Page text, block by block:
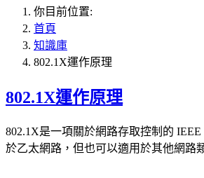
你目前位置:
首頁
知識庫
802.1X運作原理
802.1X運作原理
802.1X是一項關於網路存取控制的
於乙太網路，但也可以適用於其他網路